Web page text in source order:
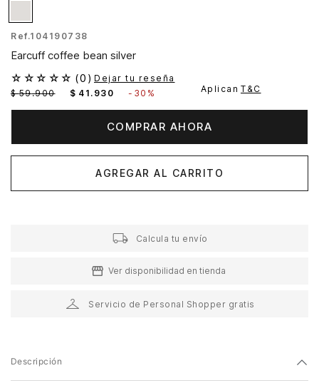
Ref.104190738
Earcuff coffee bean silver
☆ ☆ ☆ ☆ ☆ (0 ) Dejar tu reseña
$ 59.900 $ 41 . 930 - 30% Aplican T&C
COMPRAR AHORA
AGREGAR AL CARRITO
Calcula tu envío
Ver disponibilidad en tienda
Servicio de Personal Shopper gratis
Descripción